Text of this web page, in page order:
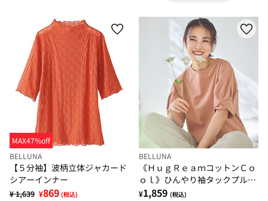
MAX47%off
BELLUNA
【５分袖】波柄立体ジャカード
シアーインナー
¥ 1,639 ¥869 (税込)
BELLUNA
《ＨｕｇＲｅａｍコットンＣｏ
ｏｌ》ひんやり袖タックプルオ
ーバー
¥1,859 (税込)